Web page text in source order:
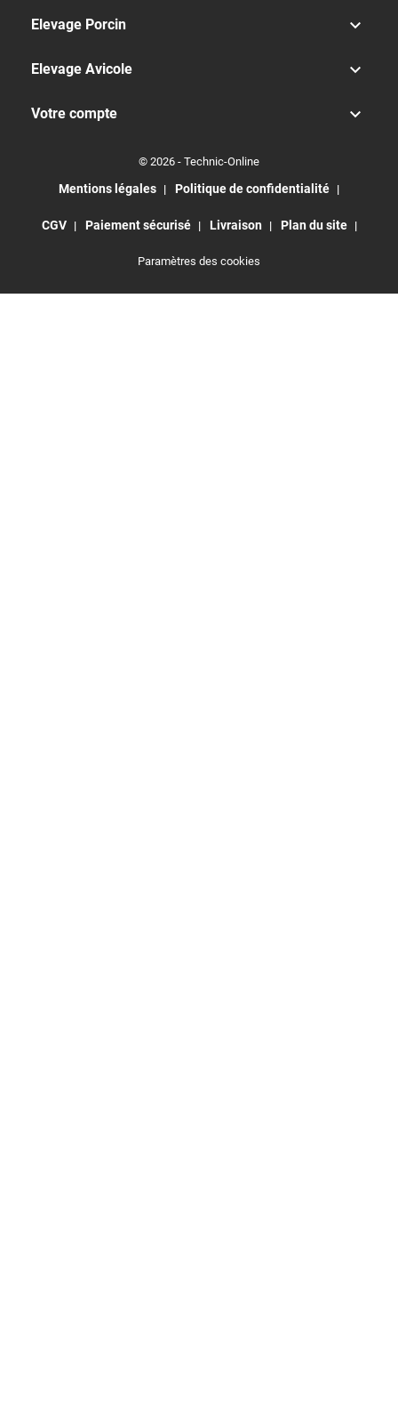
Elevage Porcin 
Elevage Avicole 
Votre compte 
© 2026 - Technic-Online
Mentions légales Politique de confidentialité
CGV Paiement sécurisé Livraison Plan du site
Paramètres des cookies